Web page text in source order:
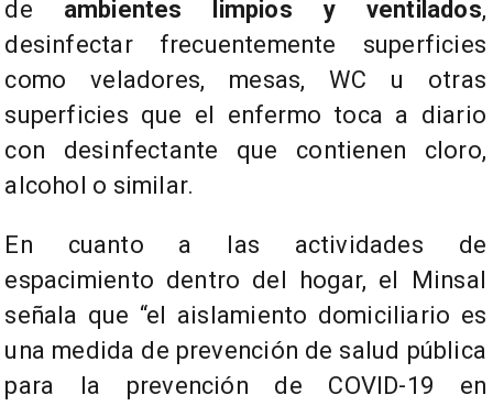
de ambientes limpios y ventilados,
desinfectar frecuentemente superficies
como veladores, mesas, WC u otras
superficies que el enfermo toca a diario
con desinfectante que contienen cloro,
alcohol o similar.
En cuanto a las actividades de
espacimiento dentro del hogar, el Minsal
señala que “el aislamiento domiciliario es
una medida de prevención de salud pública
para la prevención de COVID-19 en